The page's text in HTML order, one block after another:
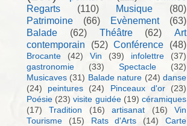
Regarts
(110) Musique
(80)
Patrimoine
(66) Evènement
(63)
Balade
(62) Théâtre (62)
Art
contemporain
(52) Conférence (48)
Brocante (42) Vin (39) infolettre
(37)
gastronomie
(33) Spectacle
(32)
Musicaves (31) Balade nature (24) danse
(24)
peintures (24) Pinceaux d'or
(23)
Poésie (23) visite guidée (19) céramiques
(17)
Tradition (16) artisanat (16)
Vin
Tourisme
(15) Rats d'Arts (14)
Carte